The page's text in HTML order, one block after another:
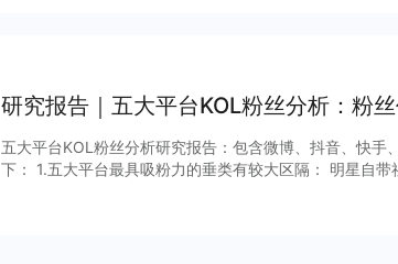
研究报告｜五大平台KOL粉丝分析：粉
五大平台KOL粉丝分析研究报告：包含微博、抖音、快手
下： 1.五大平台最具吸粉力的垂类有较大区隔： 明星自带社交影响力，在微博、小红书均为吸